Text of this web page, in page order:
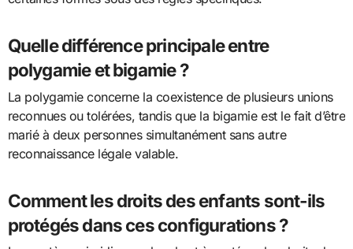
Quelle différence principale entre
polygamie et bigamie ?
La polygamie concerne la coexistence de plusieurs unions
reconnues ou tolérées, tandis que la bigamie est le fait d’être
marié à deux personnes simultanément sans autre
reconnaissance légale valable.
Comment les droits des enfants sont-ils
protégés dans ces configurations ?